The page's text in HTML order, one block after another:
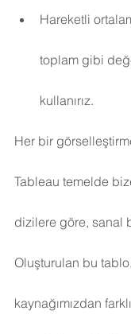
Hareketli
toplam gibi
kullanırız.
Her bir
Tableau temelde
dizilere göre, sanal
Oluşturulan bu
kaynağımızdan